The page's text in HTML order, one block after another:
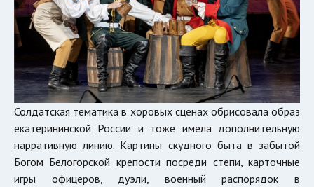
Солдатская тематика в хоровых сценах обрисовала образ
екатерининской России и тоже имела дополнительную
нарративную линию. Картины скудного быта в забытой
Богом Белогорской крепости посреди степи, карточные
игры офицеров, дуэли, военный распорядок в